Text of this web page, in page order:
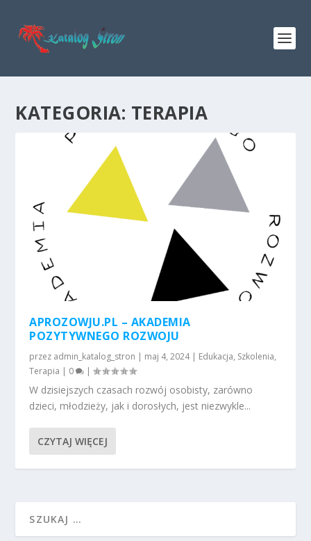
KATEGORIA: TERAPIA
APROZOWJU.PL – AKADEMIA
POZYTYWNEGO ROZWOJU
przez admin_katalog_stron | maj 4, 2024| Edukacja, Szkolenia,
Terapia | 0 |
W dzisiejszych czasach rozwój osobisty, zarówno
dzieci, młodzieży, jak i dorosłych, jest niezwykle...
CZYTAJ WIĘCEJ